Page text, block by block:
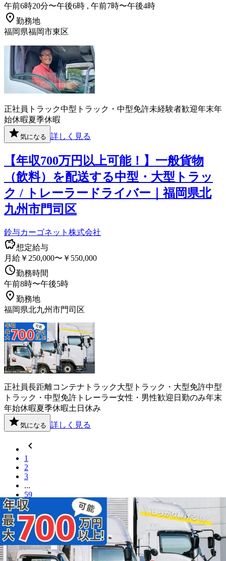
午前6時20分〜午後6時 , 午前7時〜午後4時
勤務地
福岡県福岡市東区
正社員 トラック中型トラック・中型免許未経験者歓迎年末年
始休暇夏季休暇
気になる 詳しく見る
【年収700万円以上可能！】一般貨物
（飲料）を配送する中型・大型トラッ
ク / トレーラードライバー｜福岡県北
九州市門司区
鈴与カーゴネット株式会社
想定給与
月給￥250,000〜￥550,000
勤務時間
午前8時〜午後5時
勤務地
福岡県北九州市門司区
正社員長距離コンテナ トラック大型トラック・大型免許中型
トラック・中型免許 トレーラー女性・男性歓迎 日勤のみ年末
年始休暇夏季休暇土日休み
気になる 詳しく見る
1
2
3
...
59
福岡県内の市区町村の夏季休暇ドライ
バー求人を探す